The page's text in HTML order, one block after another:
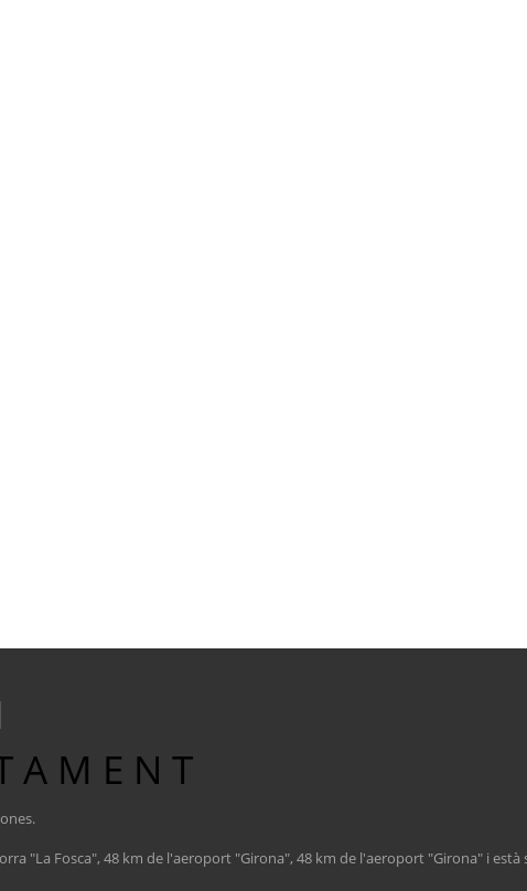
"La Fosca", 48 km de l'aeroport "Girona", 48 km de l'aeroport "Girona" i